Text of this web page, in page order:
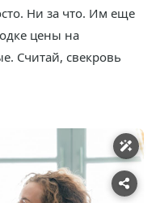
Ни за что. Им еще
цены на
Считай, свекровь